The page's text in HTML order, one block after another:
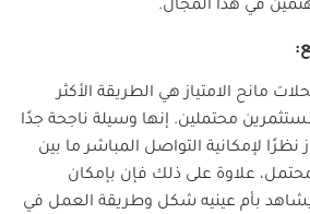
في هذا المجال.
مانح الامتياز هي الطريقة الأكثر
محتملين. إنها وسيلة ناجحة جدًا
لإمكانية التواصل المباشر ما بين
علاوة على ذلك فإن بإمكان
بأم عينيه شكل وطريقة العمل في